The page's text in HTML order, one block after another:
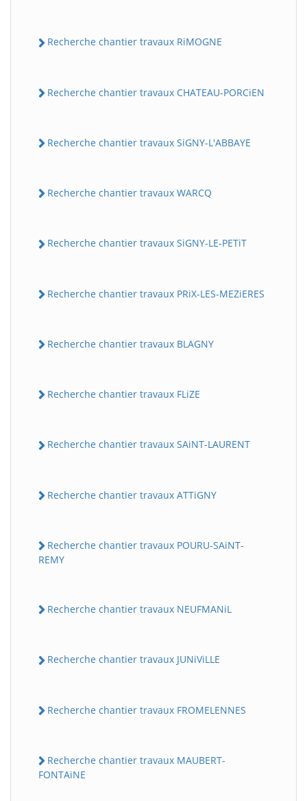
Recherche chantier travaux RiMOGNE
Recherche chantier travaux CHATEAU-PORCiEN
Recherche chantier travaux SiGNY-L'ABBAYE
Recherche chantier travaux WARCQ
Recherche chantier travaux SiGNY-LE-PETiT
Recherche chantier travaux PRiX-LES-MEZiERES
Recherche chantier travaux BLAGNY
Recherche chantier travaux FLiZE
Recherche chantier travaux SAiNT-LAURENT
Recherche chantier travaux ATTiGNY
Recherche chantier travaux POURU-SAiNT-
REMY
Recherche chantier travaux NEUFMANiL
Recherche chantier travaux JUNiViLLE
Recherche chantier travaux FROMELENNES
Recherche chantier travaux MAUBERT-
FONTAiNE